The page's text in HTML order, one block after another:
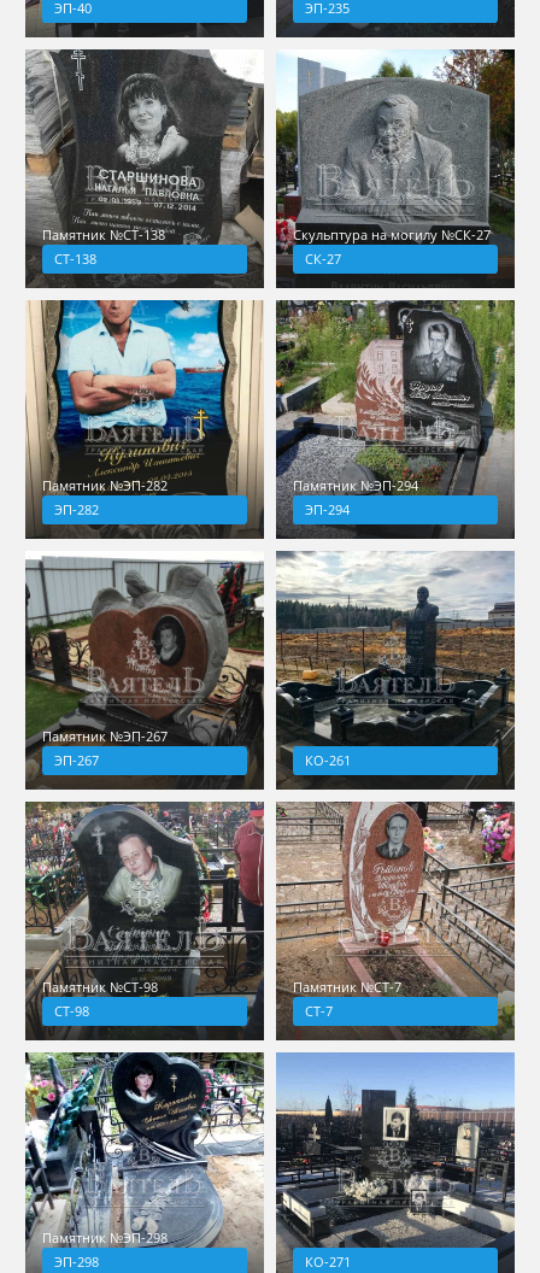
ЭП-40
ЭП-235
Памятник №СТ-138
СТ-138
Скульптура на могилу №СК-27
СК-27
Памятник №ЭП-282
ЭП-282
Памятник №ЭП-294
ЭП-294
Памятник №ЭП-267
ЭП-267
КО-261
Памятник №СТ-98
СТ-98
Памятник №СТ-7
СТ-7
Памятник №ЭП-298
ЭП-298
КО-271